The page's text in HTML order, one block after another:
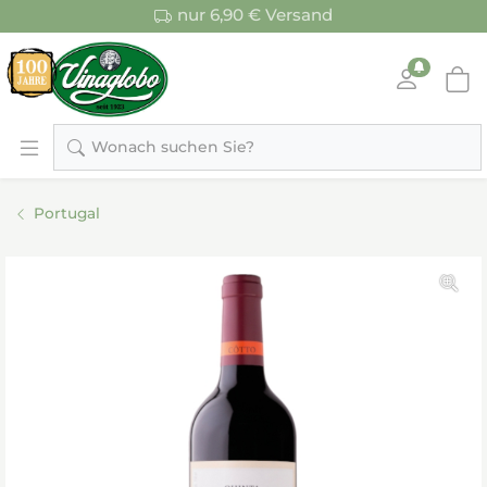
nur 6,90 € Versand
Wonach suchen Sie?
Portugal